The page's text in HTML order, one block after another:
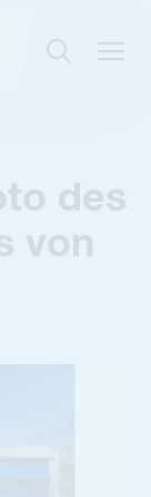
des
von